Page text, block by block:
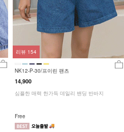
NK12-P-30/프이린 팬츠
14,900
심플한 매력 한가득 데일리 밴딩 반바지
Free
리뷰 154